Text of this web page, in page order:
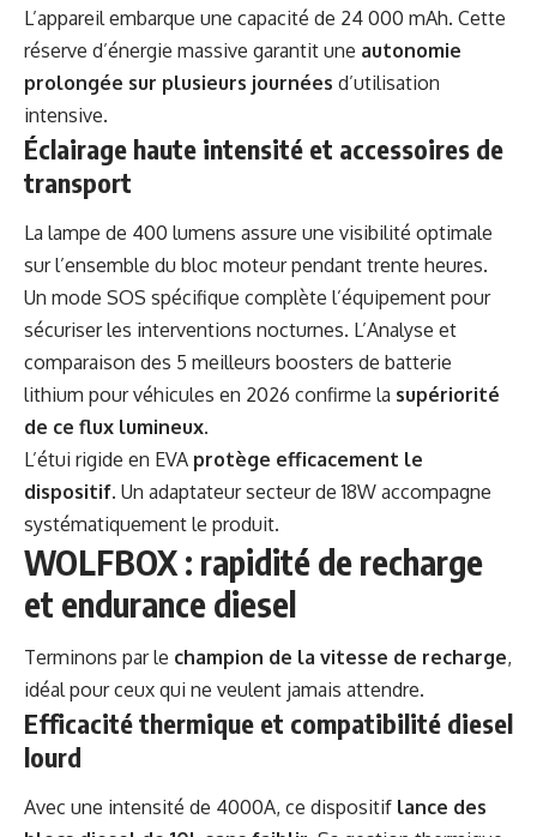
L’appareil embarque une capacité de 24 000 mAh. Cette
réserve d’énergie massive garantit une autonomie
prolongée sur plusieurs journées d’utilisation
intensive.
Éclairage haute intensité et accessoires de
transport
La lampe de 400 lumens assure une visibilité optimale
sur l’ensemble du bloc moteur pendant trente heures.
Un mode SOS spécifique complète l’équipement pour
sécuriser les interventions nocturnes. L’Analyse et
comparaison des 5 meilleurs boosters de batterie
lithium pour véhicules en 2026 confirme la supériorité
de ce flux lumineux.
L’étui rigide en EVA protège efficacement le
dispositif. Un adaptateur secteur de 18W accompagne
systématiquement le produit.
WOLFBOX : rapidité de recharge
et endurance diesel
Terminons par le champion de la vitesse de recharge,
idéal pour ceux qui ne veulent jamais attendre.
Efficacité thermique et compatibilité diesel
lourd
Avec une intensité de 4000A, ce dispositif lance des